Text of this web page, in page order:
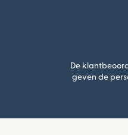
De
geven de